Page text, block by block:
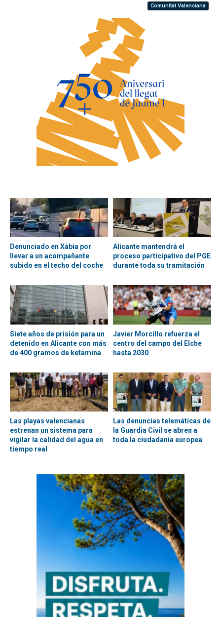
Comunitat Valenciana
Denunciado en Xàbia por
llevar a un acompañante
subido en el techo del coche
Alicante mantendrá el
proceso participativo del PGE
durante toda su tramitación
Siete años de prisión para un
detenido en Alicante con más
de 400 gramos de ketamina
Javier Morcillo refuerza el
centro del campo del Elche
hasta 2030
Las playas valencianas
estrenan un sistema para
vigilar la calidad del agua en
tiempo real
Las denuncias telemáticas de
la Guardia Civil se abren a
toda la ciudadanía europea